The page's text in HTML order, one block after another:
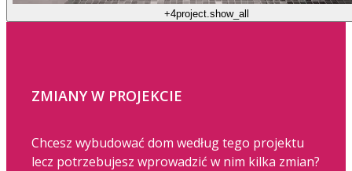
+4project.show_all
ZMIANY W PROJEKCIE
Chcesz wybudować dom według tego projektu
lecz potrzebujesz wprowadzić w nim kilka zmian?